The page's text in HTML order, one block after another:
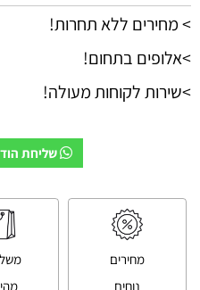
> מחירים ללא תחרות!
>אלופים בתחום!
>שירות לקוחות מעולה!
שליחת
מחירים
נוחים